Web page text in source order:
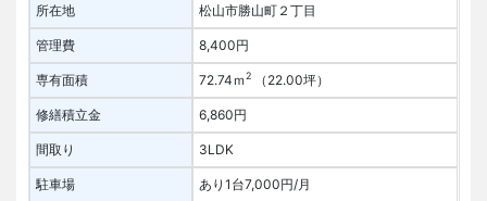
所在地 松山市勝山町２丁目
管理費 8,400円
専有面積 72.74ｍ2（22.00坪）
修繕積立金 6,860円
間取り 3LDK
駐車場 あり1台7,000円/月